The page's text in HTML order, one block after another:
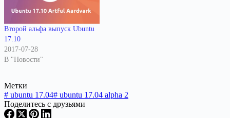
Второй альфа выпуск Ubuntu
17.10
2017-07-28
В "Новости"
Метки
# ubuntu 17.04# ubuntu 17.04 alpha 2
Поделитесь с друзьями